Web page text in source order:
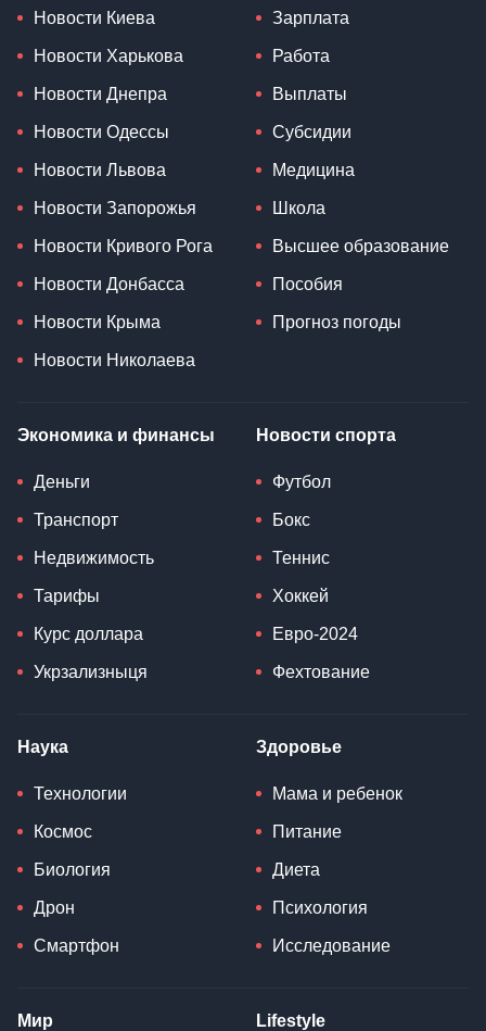
Новости Киева
Новости Харькова
Новости Днепра
Новости Одессы
Новости Львова
Новости Запорожья
Новости Кривого Рога
Новости Донбасса
Новости Крыма
Новости Николаева
Зарплата
Работа
Выплаты
Субсидии
Медицина
Школа
Высшее образование
Пособия
Прогноз погоды
Экономика и финансы
Деньги
Транспорт
Недвижимость
Тарифы
Курс доллара
Укрзализныця
Новости спорта
Футбол
Бокс
Теннис
Хоккей
Евро-2024
Фехтование
Наука
Технологии
Космос
Биология
Дрон
Смартфон
Здоровье
Мама и ребенок
Питание
Диета
Психология
Исследование
Мир Lifestyle